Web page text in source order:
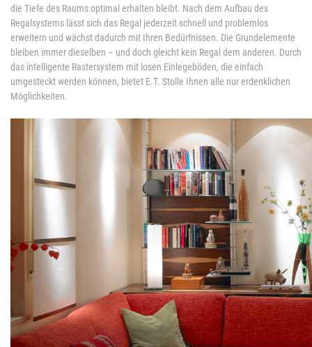
die Tiefe des Raums optimal erhalten bleibt. Nach dem Aufbau des
Regalsystems lässt sich das Regal jederzeit schnell und problemlos
erweitern und wächst dadurch mit Ihren Bedürfnissen. Die Grundelemente
bleiben immer dieselben – und doch gleicht kein Regal dem anderen. Durch
das intelligente Rastersystem mit losen Einlegeböden, die einfach
umgesteckt werden können, bietet E.T. Stolle Ihnen alle nur erdenklichen
Möglichkeiten.